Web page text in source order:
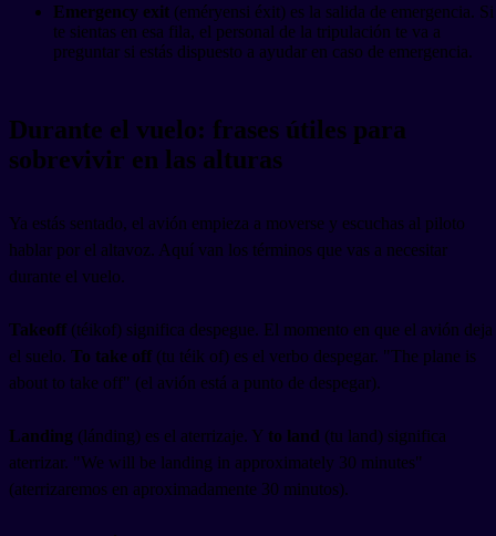
Emergency exit (eméryensi éxit) es la salida de emergencia. Si
te sientas en esa fila, el personal de la tripulación te va a
preguntar si estás dispuesto a ayudar en caso de emergencia.
Durante el vuelo: frases útiles para
sobrevivir en las alturas
Ya estás sentado, el avión empieza a moverse y escuchas al piloto
hablar por el altavoz. Aquí van los términos que vas a necesitar
durante el vuelo.
Takeoff (téikof) significa despegue. El momento en que el avión deja
el suelo. To take off (tu téik of) es el verbo despegar. "The plane is
about to take off" (el avión está a punto de despegar).
Landing (lánding) es el aterrizaje. Y to land (tu land) significa
aterrizar. "We will be landing in approximately 30 minutes"
(aterrizaremos en aproximadamente 30 minutos).